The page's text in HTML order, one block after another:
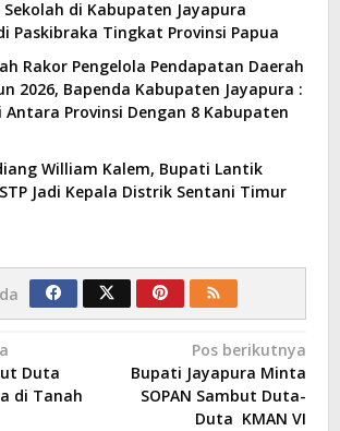
Sekolah di Kabupaten Jayapura
Paskibraka Tingkat Provinsi Papua
Rakor Pengelola Pendapatan Daerah
2026, Bapenda Kabupaten Jayapura :
Antara Provinsi Dengan 8 Kabupaten
William Kalem, Bupati Lantik
Jadi Kepala Distrik Sentani Timur
Duta
di Tanah
Pos berikutnya
Bupati Jayapura Minta
SOPAN Sambut Duta-
Duta KMAN VI